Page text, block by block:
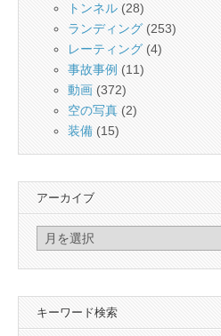
トンネル (28)
ランディング(253)
レーティング(4)
事故事例 (11)
動画 (372)
空の写真 (2)
装備 (15)
アーカイブ
イ
キーワード検索